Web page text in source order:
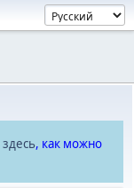
здесь, как можно